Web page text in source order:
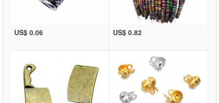
US$ 0.06 US$ 0.82